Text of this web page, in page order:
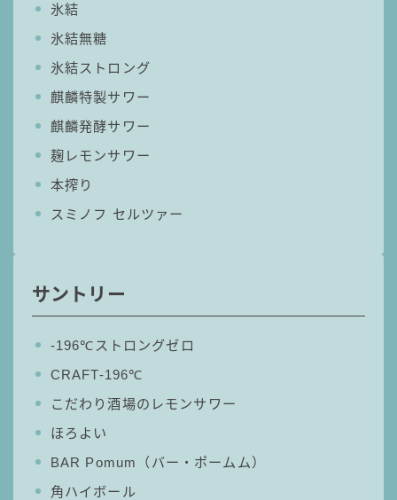
氷結
氷結無糖
氷結ストロング
麒麟特製サワー
麒麟発酵サワー
麹レモンサワー
本搾り
スミノフ セルツァー
サントリー
‐196℃ストロングゼロ
CRAFT-196℃
こだわり酒場のレモンサワー
ほろよい
BAR Pomum（バー・ポームム）
角ハイボール